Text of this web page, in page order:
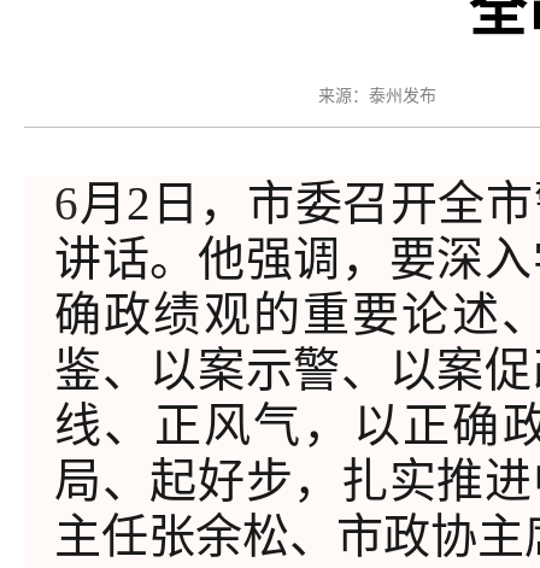
来源：泰州发布
6月 2 日，市委召开全
讲话。他强调，要深
确政绩观的重要论述
鉴、以案示警、以案
线、正风气，以正确
局、起好步，扎实推
主任张余松、市政协